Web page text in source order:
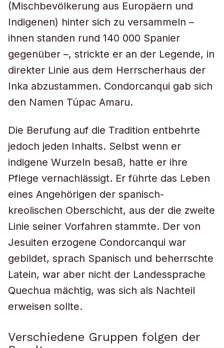
(Mischbevölkerung aus Europäern und
Indigenen) hinter sich zu versammeln –
ihnen standen rund 140 000 Spanier
gegenüber –, strickte er an der Legende, in
direkter Linie aus dem Herrscherhaus der
Inka abzustammen. Condorcanqui gab sich
den Namen Túpac Amaru.
Die Berufung auf die Tradition entbehrte
jedoch jeden Inhalts. Selbst wenn er
indigene Wurzeln besaß, hatte er ihre
Pflege vernachlässigt. Er führte das Leben
eines Angehörigen der spanisch-
kreolischen Oberschicht, aus der die zweite
Linie seiner Vorfahren stammte. Der von
Jesuiten erzogene Condorcanqui war
gebildet, sprach Spanisch und beherrschte
Latein, war aber nicht der Landessprache
Quechua mächtig, was sich als Nachteil
erweisen sollte.
Verschiedene Gruppen folgen der